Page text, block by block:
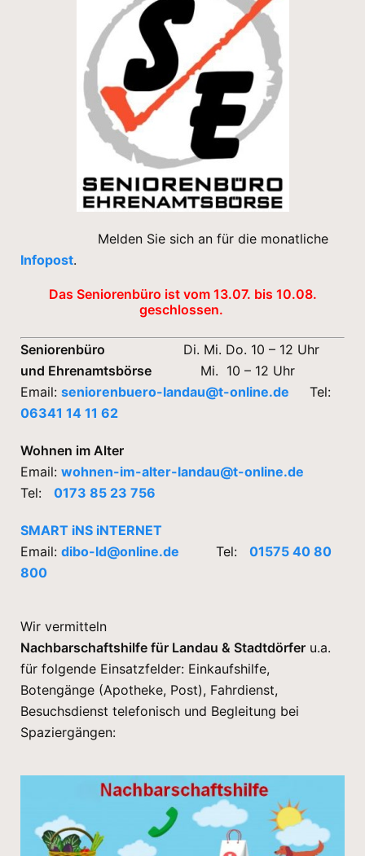
Melden Sie sich an für die monatliche
Infopost.
Das Seniorenbüro ist vom 13.07. bis 10.08.
geschlossen.
Seniorenbüro Di. Mi. Do. 10 – 12 Uhr
und Ehrenamtsbörse Mi. 10 – 12 Uhr
Email: seniorenbuero-landau@t-online.de Tel:
06341 14 11 62
Wohnen im Alter
Email: wohnen-im-alter-landau@t-online.de
Tel: 0173 85 23 756
SMART iNS iNTERNET
Email: dibo-ld@online.de Tel: 01575 40 80
800
Wir vermitteln
Nachbarschaftshilfe für Landau & Stadtdörfer u.a.
für folgende Einsatzfelder: Einkaufshilfe,
Botengänge (Apotheke, Post), Fahrdienst,
Besuchsdienst telefonisch und Begleitung bei
Spaziergängen: